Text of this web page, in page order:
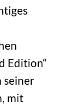
Edition“
seiner
mit